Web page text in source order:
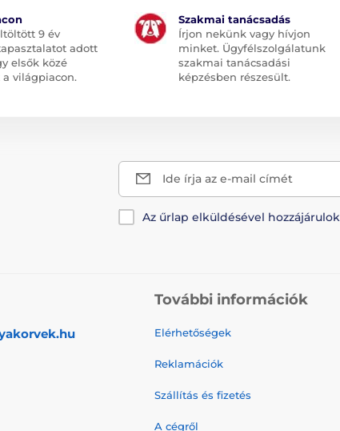
9 év
adott
elsők közé
világpiacon.
Szakmai tanácsadás
Írjon nekünk vagy hívjon
minket. Ügyfélszolgálatunk
szakmai tanácsadási
képzésben részesült.
Ide írja az e-mail címét
Az űrlap elküldésével hozzájárulok
További információk
Elérhetőségek
Reklamációk
Szállítás és fizetés
A cégről